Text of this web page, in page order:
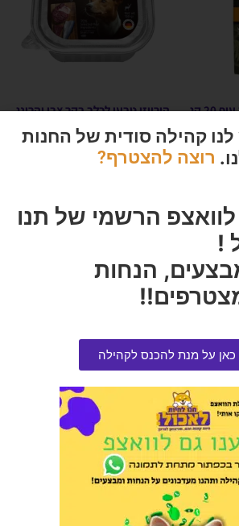
קג
הורייזן טבעי לכלב בקר צבי והרינג
הרוויחו 0.60 נקודות ⭐
סלמון
1 יחידה
הרוויחו 9.45 נקודות ⭐
קהילה סודית של החנות
רוצה להצטרף?
הרשמי של תנו
!
הנחות
כאן על מנת להכנס לקהילה